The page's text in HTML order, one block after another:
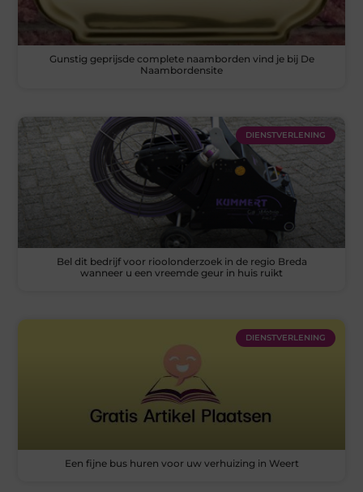
Gunstig geprijsde complete naamborden vind je bij De
Naambordensite
DIENSTVERLENING
Bel dit bedrijf voor rioolonderzoek in de regio Breda
wanneer u een vreemde geur in huis ruikt
DIENSTVERLENING
Een fijne bus huren voor uw verhuizing in Weert